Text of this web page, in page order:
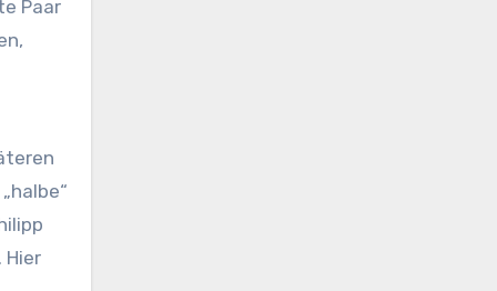
Paar
Hier